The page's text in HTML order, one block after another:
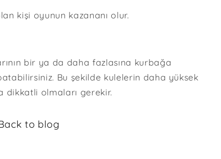
kişi oyunun kazananı olur.
bir ya da daha fazlasına kurbağa
Bu şekilde kulelerin daha yüksek
dikkatli olmaları gerekir.
to blog